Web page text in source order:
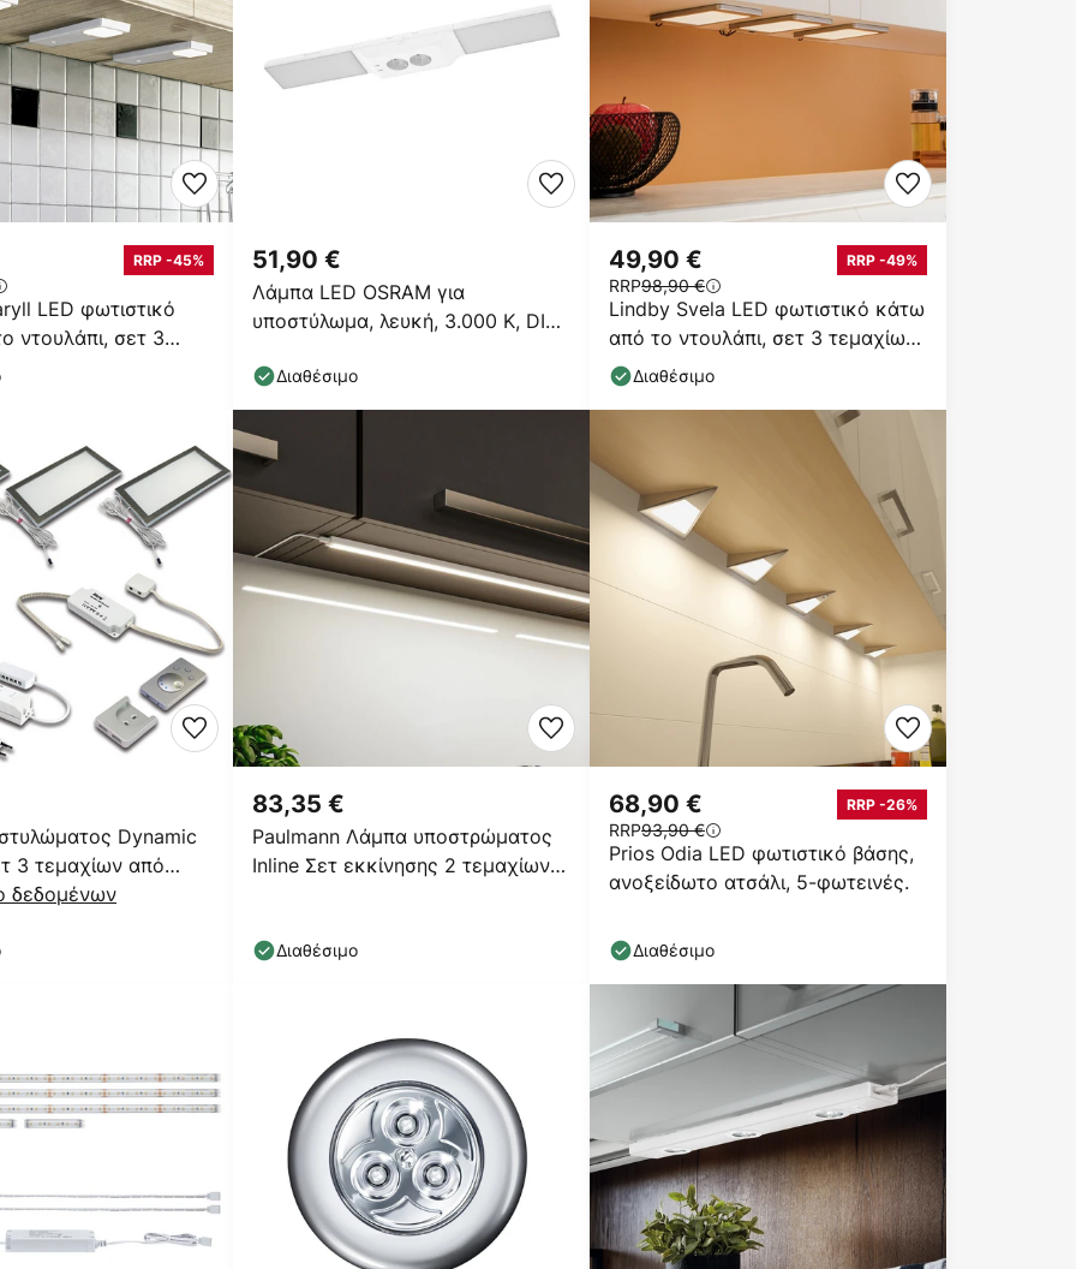
LED φωτιστικό
ντουλάπι, σετ 3
RRP -45%
Λάμπα LED OSRAM για
υποστύλωμα, λευκή, 3.000 K, DIM,
51,90 €
Διαθέσιμο
Lindby Svela LED φωτιστικό κάτω
από το ντουλάπι, σετ 3 τεμαχίων,
ασημί
49,90 € RRP -49%
RRP98,90 €
Διαθέσιμο
Dynamic
3 τεμαχίων από
ατσάλι
δεδομένων
Paulmann Λάμπα υποστρώματος
Inline Σετ εκκίνησης 2 τεμαχίων
83,35 €
Διαθέσιμο
Prios Odia LED φωτιστικό βάσης,
ανοξείδωτο ατσάλι, 5-φωτεινές.
68,90 € RRP -26%
RRP93,90 €
Διαθέσιμο